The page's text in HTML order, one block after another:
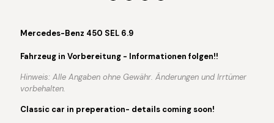
Mercedes-Benz 450 SEL 6.9
Fahrzeug in Vorbereitung - Informationen folgen!!
Hinweis: Alle Angaben ohne Gewähr. Änderungen und Irrtümer
vorbehalten.
Classic car in preperation- details coming soon!